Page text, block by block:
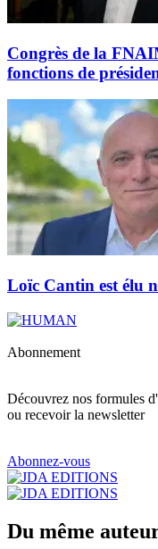
Congrès de la
fonctions de
Loïc Cantin est élu
Abonnement
Découvrez nos formules
ou recevoir la newsletter
Abonnez-vous
Du même